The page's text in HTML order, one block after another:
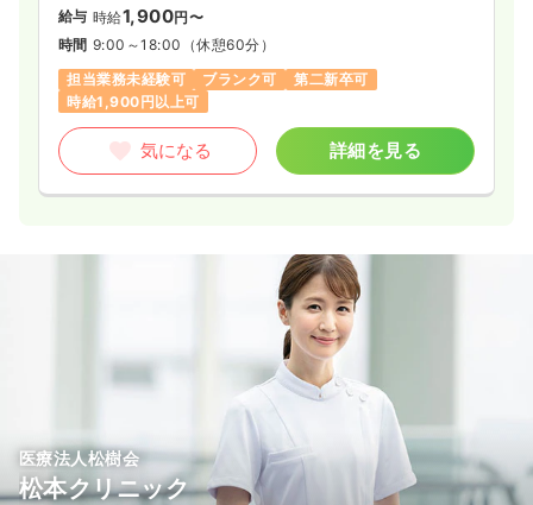
給与 時給1,900円〜
時間 9:00～18:00 （休憩60分）
担当業務未経験可
ブランク可
第二新卒可
時給1,900円以上可
気になる 詳細を見る
医療法人松樹会
松本クリニック